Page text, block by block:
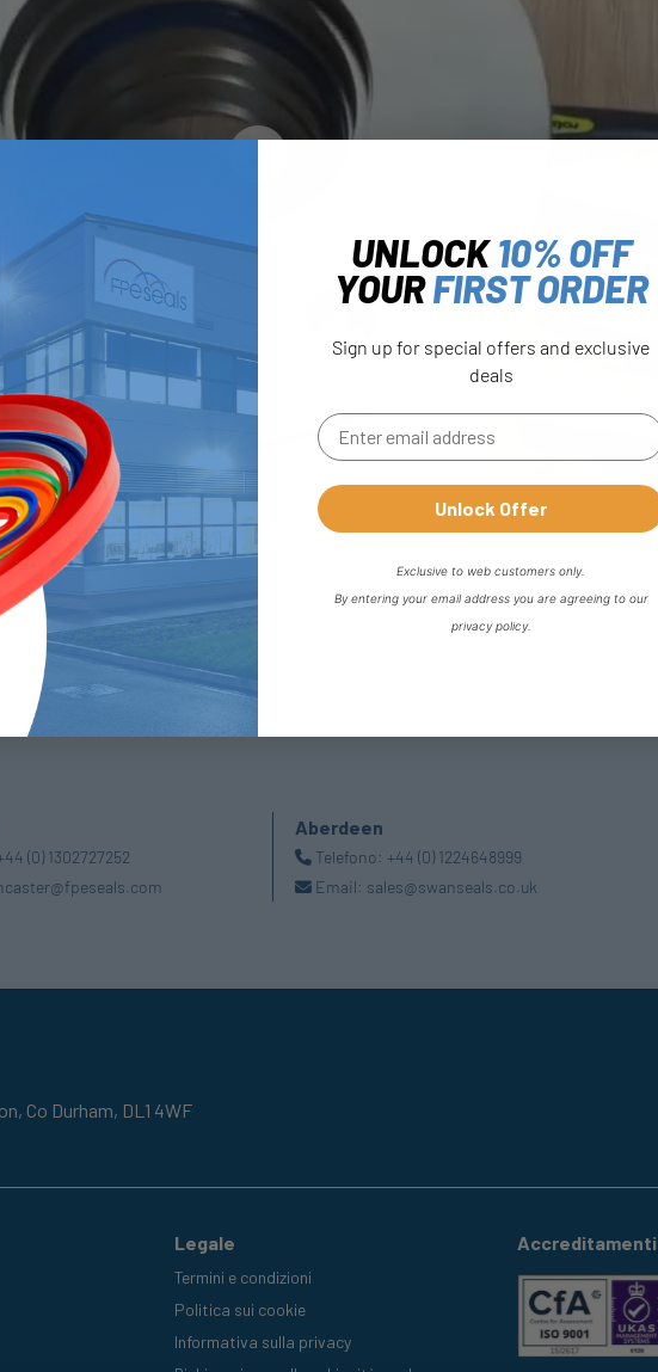
(0) 1302727252
Aberdeen
Telefono: +44 (0) 1224648999
Email: sales@swanseals.co.uk
Co Durham, DL1 4WF
Legale
Termini e condizioni
Politica sui cookie
Informativa sulla privacy
Accreditamenti
UNLOCK10% OFF
YOURFIRST ORDER
Sign up for special offers and exclusive
deals
Unlock Offer
Exclusive to web customers only.
By entering your email address you are agreeing to our
privacy policy.